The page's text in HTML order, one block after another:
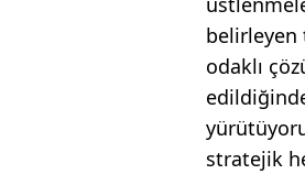
belirleyen
odaklı
stratejik